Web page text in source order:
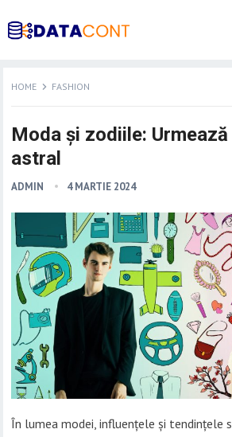
HOME FASHION
Moda și zodiile: Urmează
astral
ADMIN 4 MARTIE 2024
În lumea modei, influențele și tendințele